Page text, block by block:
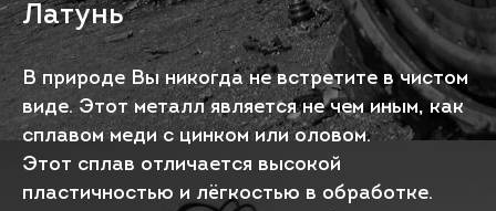
Латунь
В природе Вы никогда не встретите в чистом
виде. Этот металл является не чем иным, как
сплавом меди с цинком или оловом.
Этот сплав отличается высокой
пластичностью и лёгкостью в обработке.